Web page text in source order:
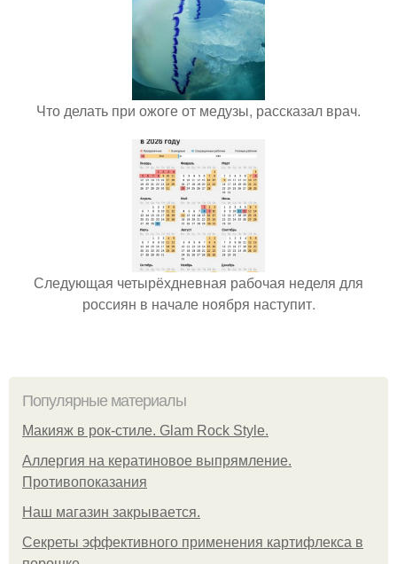
Что делать при ожоге от медузы, рассказал врач.
Следующая четырёхдневная рабочая неделя для
россиян в начале ноября наступит.
Популярные материалы
Макияж в рок-стиле. Glam Rock Style.
Аллергия на кератиновое выпрямление.
Противопоказания
Нaш магaзин зaкрывaeтся.
Секреты эффективного применения картифлекса в